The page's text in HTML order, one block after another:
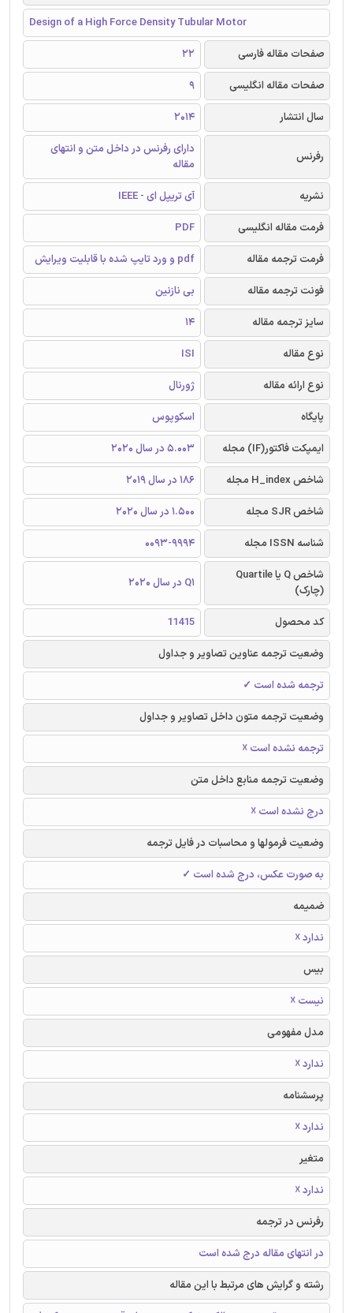
Design of a High Force Density Tubular Motor
صفحات مقاله فارسی
22
صفحات مقاله انگلیسی
9
سال انتشار
2014
رفرنس
دارای رفرنس در داخل متن و انتهای
مقاله
نشریه
آی تریپل ای - IEEE
فرمت مقاله انگلیسی
PDF
فرمت ترجمه مقاله
pdf و ورد تایپ شده با قابلیت ویرایش
فونت ترجمه مقاله
بی نازنین
سایز ترجمه مقاله
14
نوع مقاله
ISI
نوع ارائه مقاله
ژورنال
پایگاه
اسکوپوس
ایمپکت فاکتور(IF) مجله
5.003 در سال 2020
شاخص H_index مجله
186 در سال 2019
شاخص SJR مجله
1.500 در سال 2020
شناسه ISSN مجله
0093-9994
شاخص Q یا Quartile
(چارک)
Q1 در سال 2020
کد محصول
11415
وضعیت ترجمه عناوین تصاویر و جداول
ترجمه شده است ✓
وضعیت ترجمه متون داخل تصاویر و جداول
ترجمه نشده است ☓
وضعیت ترجمه منابع داخل متن
درج نشده است ☓
وضعیت فرمولها و محاسبات در فایل ترجمه
به صورت عکس، درج شده است ✓
ضمیمه
ندارد ☓
بیس
نیست ☓
مدل مفهومی
ندارد ☓
پرسشنامه
ندارد ☓
متغیر
ندارد ☓
رفرنس در ترجمه
در انتهای مقاله درج شده است
رشته و گرایش های مرتبط با این مقاله